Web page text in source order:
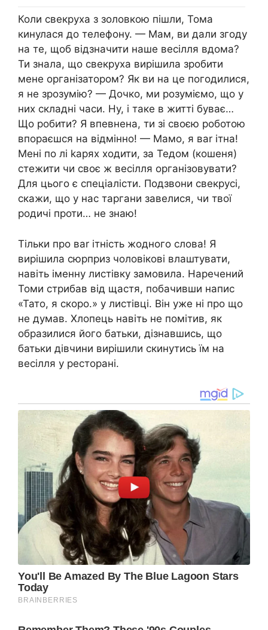
Коли свекруха з золовкою пішли, Тома
кинулася до телефону. — Мам, ви дали згоду
на те, щоб відзначити наше весілля вдома?
Ти знала, що свекруха вирішила зробити
мене організатором? Як ви на це погодилися,
я не зрозумію? — Дочко, ми розуміємо, що у
них складні часи. Ну, і таке в житті буває…
Що робити? Я впевнена, ти зі своєю роботою
впораєшся на відмінно! — Мамо, я ваr ітна!
Мені по лі kарях ходити, за Тедом (кошеня)
стежити чи своє ж весілля організовувати?
Для цього є спеціалісти. Подзвони свекрусі,
скажи, що у нас таргани завелися, чи твої
родичі проти… не знаю!
Тільки про ваr ітність жодного слова! Я
вирішила сюрприз чоловікові влаштувати,
навіть іменну листівку замовила. Наречений
Томи стрибав від щастя, побачивши напис
«Тато, я скоро.» у листівці. Він уже ні про що
не думав. Хлопець навіть не помітив, як
образилися його батьки, дізнавшись, що
батьки дівчини вирішили скинутись їм на
весілля у ресторані.